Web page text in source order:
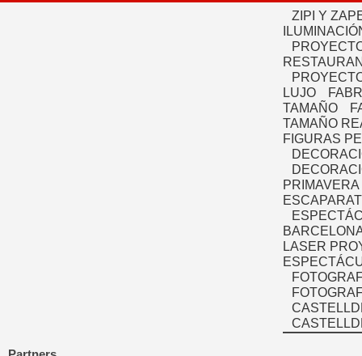
ZIPI Y
LUJO
TAMAÑO
TAMAÑO
FIGURAS
PRIMAVERA
LASER